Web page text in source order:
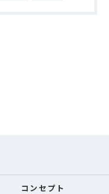
コンセプト